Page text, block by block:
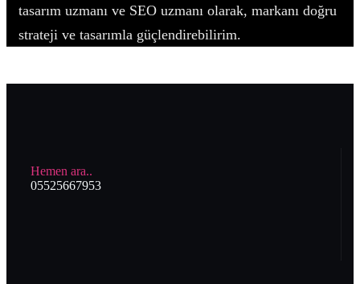
tasarım uzmanı ve SEO uzmanı olarak, markanı doğru
strateji ve tasarımla güçlendirebilirim.
Hemen ara..
05525667953